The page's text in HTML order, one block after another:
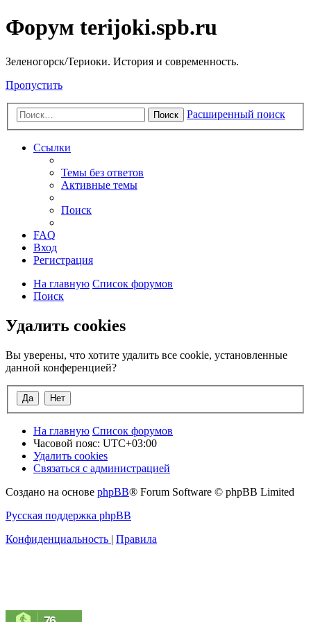
Форум terijoki.spb.ru
Зеленогорск/Териоки. История и современность.
Пропустить
Поиск Расширенный поиск
Ссылки
Темы без ответов
Активные темы
Поиск
FAQ
Вход
Регистрация
На главную Список форумов
Поиск
Удалить cookies
Вы уверены, что хотите удалить все cookie, установленные
данной конференцией?
На главную Список форумов
Часовой пояс: UTC+03:00
Удалить cookies
Связаться с администрацией
Создано на основе phpBB® Forum Software © phpBB Limited
Русская поддержка phpBB
Конфиденциальность | Правила